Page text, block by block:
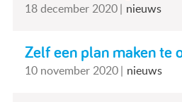
18 december 2020 nieuws
Zelf een plan maken te
10 november 2020 nieuws